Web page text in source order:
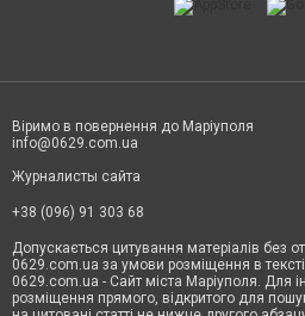
Віримо в повернення до Маріуполя
info@0629.com.ua
Журналисты сайта
+38 (096) 91 303 68
Допускається цитування матеріалів без
0629.com.ua за умови розміщення в
0629.com.ua - Сайт міста Маріуполя. Для
розміщення прямого, відкритого для